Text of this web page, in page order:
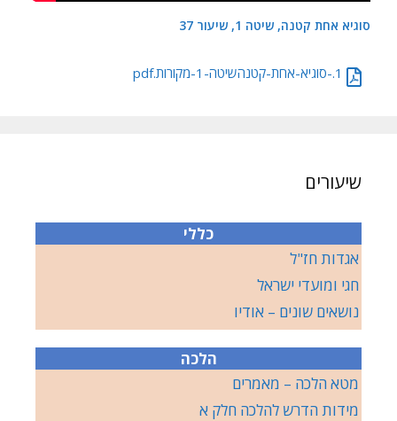
סוגיא אחת קטנה, שיטה 1, שיעור 37
1.-סוגיא-אחת-קטנהשיטה-1-מקורות.pdf
שיעורים
כללי
אגדות חז"ל
חגי ומועדי ישראל
נושאים שונים – אודיו
הלכה
מטא הלכה – מאמרים
מידות הדרש להלכה חלק א